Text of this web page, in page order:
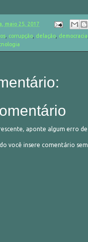
maio 25, 2017
, corrupção, delação, democracia
aponte algum erro
você insere comentário